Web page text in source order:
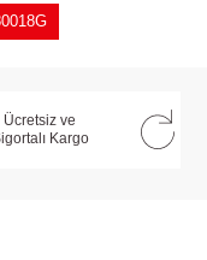
Ücretsiz ve
Kargo